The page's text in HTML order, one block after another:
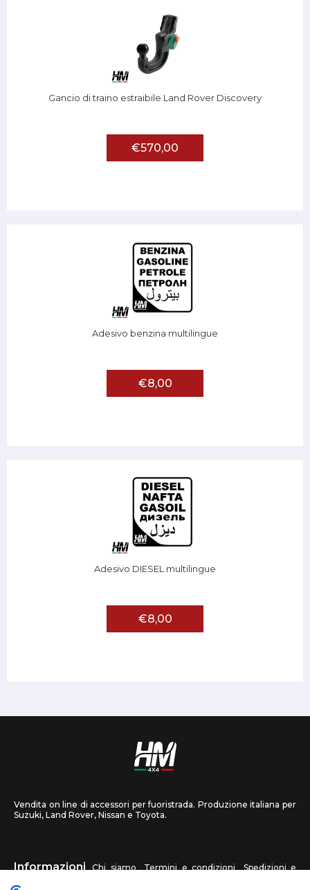
Gancio di traino estraibile Land Rover Discovery
€570,00
Adesivo benzina multilingue
€8,00
Adesivo DIESEL multilingue
€8,00
Vendita on line di accessori per fuoristrada. Produzione italiana per
Suzuki, Land Rover, Nissan e Toyota.
Informazioni Chi siamo Termini e condizioni
Spedizioni e
recessi